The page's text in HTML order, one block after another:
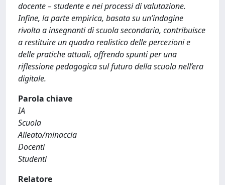
docente – studente e nei processi di valutazione.
Infine, la parte empirica, basata su un’indagine
rivolta a insegnanti di scuola secondaria, contribuisce
a restituire un quadro realistico delle percezioni e
delle pratiche attuali, offrendo spunti per una
riflessione pedagogica sul futuro della scuola nell’era
digitale.
Parola chiave
IA
Scuola
Alleato/minaccia
Docenti
Studenti
Relatore